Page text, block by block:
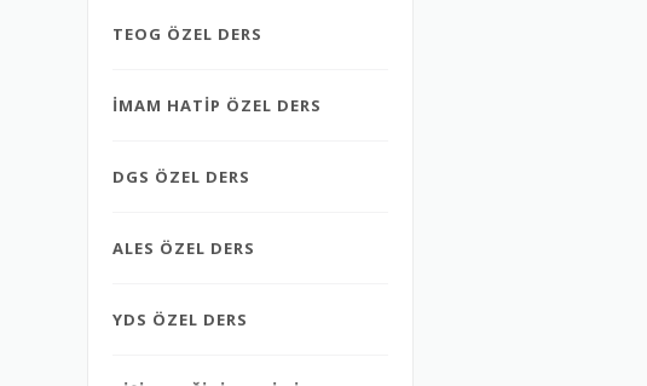
TEOG ÖZEL DERS
İMAM HATİP ÖZEL DERS
DGS ÖZEL DERS
ALES ÖZEL DERS
YDS ÖZEL DERS